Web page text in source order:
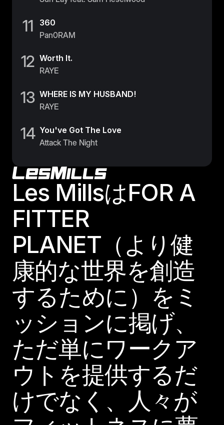
11
360
Pan0RAM
12 Worth It.
RAYE
13 WHERE IS MY HUSBAND!
RAYE
14 You've Got The Love
Attack The Night
Footer
Les MillsはFOR A
FITTER
PLANET（より健
康的な世界を創造
するために）をミ
ッションに掲げ、
ただ単にワークア
ウトを提供するだ
けでなく、人々が